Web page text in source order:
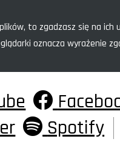
to zgadzasz się na ich
oznacza wyrażenie
Spotify